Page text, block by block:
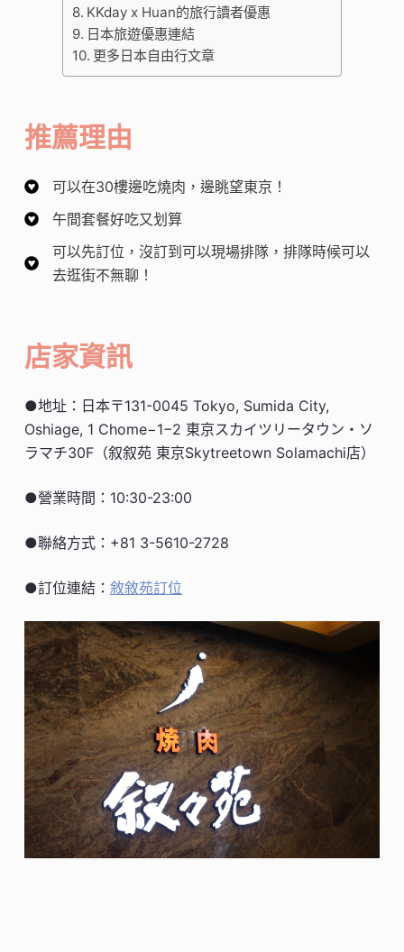
KKday x Huan的旅行讀者優惠
日本旅遊優惠連結
更多日本自由行文章
推薦理由
可以在30樓邊吃燒肉，邊眺望東京！
午間套餐好吃又划算
可以先訂位，沒訂到可以現場排隊，排隊時候可以
去逛街不無聊！
店家資訊
●地址：日本〒131-0045 Tokyo, Sumida City,
Oshiage, 1 Chome−1−2 東京スカイツリータウン・ソ
ラマチ30F（叙叙苑 東京Skytreetown Solamachi店）
●營業時間：10:30-23:00
●聯絡方式：+81 3-5610-2728
●訂位連結： 敘敘苑訂位